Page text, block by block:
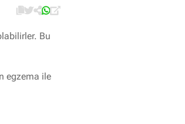
Bu
egzema ile